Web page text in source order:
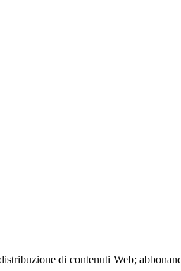
di contenuti Web;